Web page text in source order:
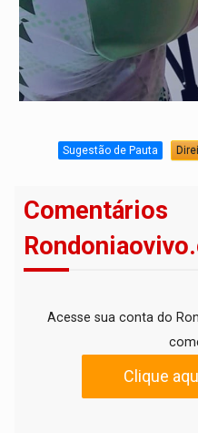
Sugestão de Pauta
Comentários
Acesse sua conta do
Clique